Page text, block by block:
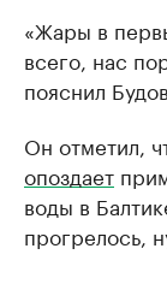
«Жары в
всего, нас
пояснил
Он отметил,
опоздает
воды в
прогрелось,